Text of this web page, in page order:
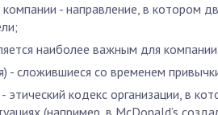
- направление, в котором
наиболее важным для
- сложившиеся со временем
этический кодекс организации, в
(например, в McDonald’s